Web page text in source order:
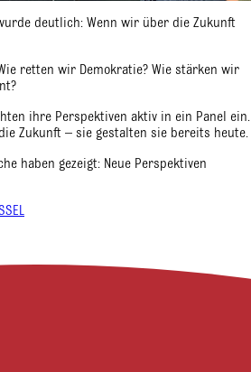
deutlich: Wenn wir über die Zukunft
retten wir Demokratie? Wie stärken wir
ihre Perspektiven aktiv in ein Panel ein.
Zukunft – sie gestalten sie bereits heute.
haben gezeigt: Neue Perspektiven